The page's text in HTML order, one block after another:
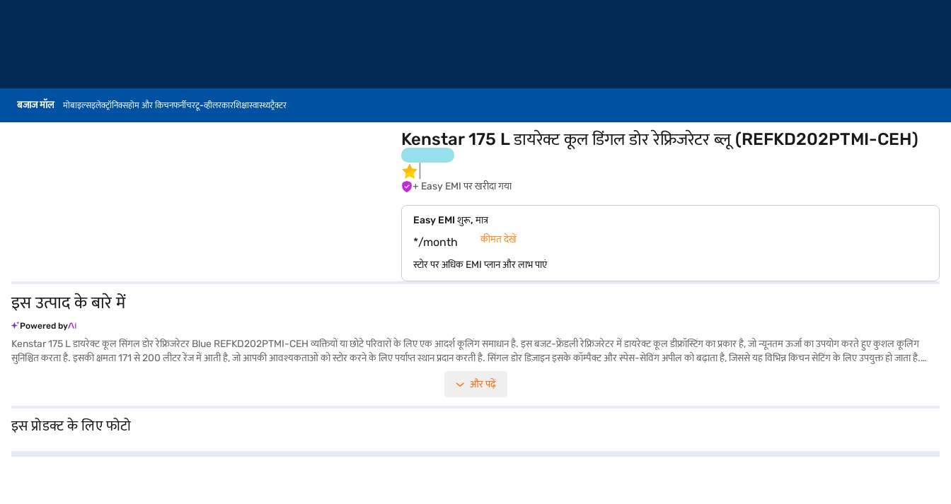
बजाज मॉल मोबाइल्सइलेक्ट्रॉनिक्सहोम और किचनफर्नीचरटू-व्हीलरकारशिक्षास्वास्थ्यट्रैक्टर
Kenstar 175 L डायरेक्ट कूल डिंगल डोर रेफ्रिजरेटर ब्लू (REFKD202PTMI-CEH)
+ Easy EMI पर खरीदा गया
Easy EMI शुरू, मात्र
*/month कीमत देखें
स्टोर पर अधिक EMI प्लान और लाभ पाएं
इस उत्पाद के बारे में
Powered by
Kenstar 175 L डायरेक्ट कूल सिंगल डोर रेफ्रिजरेटर Blue REFKD202PTMI-CEH व्यक्तियों या छोटे परिवारों के लिए एक आदर्श कूलिंग समाधान है. इस बजट-फ्रेंडली रेफ्रिजरेटर में डायरेक्ट कूल डीफ्रॉस्टिंग का प्रकार है, जो न्यूनतम ऊर्जा का उपयोग करते हुए कुशल कूलिंग
सुनिश्चित करता है. इसकी क्षमता 171 से 200 लीटर रेंज में आती है, जो आपकी आवश्यकताओं को स्टोर करने के लिए पर्याप्त स्थान प्रदान करती है. सिंगल डोर डिज़ाइन इसके कॉम्पैक्ट और स्पेस-सेविंग अपील को बढ़ाता है, जिससे यह विभिन्न किचन सेटिंग के लिए उपयुक्त हो जाता है.
वेरिएंट चुनने के बाद, आप बजाज मॉल पर रेफ्रिजरेटर देख सकते हैं और इसे बजाज फाइनेंस पार्टनर स्टोर से खरीद सकते हैं. कुछ चरणों में अपनी योग्यता चेक करें और बजाज फाइनेंस से आसान ईएमआई के माध्यम से बिना किसी फाइनेंशियल तनाव के अपने पसंदीदा गैजेट खरीदें.
और पढ़ें
इस प्रोडक्ट के लिए फोटो